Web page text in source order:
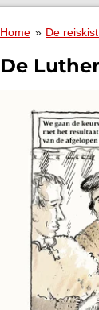
Home » De
De